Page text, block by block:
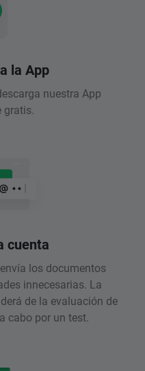
la App
nuestra App
gratis.
cuenta
los documentos
innecesarias. La
de la evaluación de
cabo por un test.